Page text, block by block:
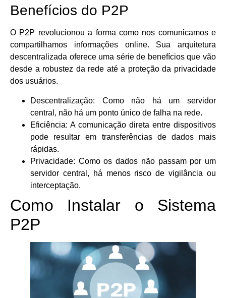
Benefícios do P2P
O P2P revolucionou a forma como nos comunicamos e
compartilhamos informações online. Sua arquitetura
descentralizada oferece uma série de benefícios que vão
desde a robustez da rede até a proteção da privacidade
dos usuários.
Descentralização: Como não há um servidor
central, não há um ponto único de falha na rede.
Eficiência: A comunicação direta entre dispositivos
pode resultar em transferências de dados mais
rápidas.
Privacidade: Como os dados não passam por um
servidor central, há menos risco de vigilância ou
interceptação.
Como Instalar o Sistema
P2P